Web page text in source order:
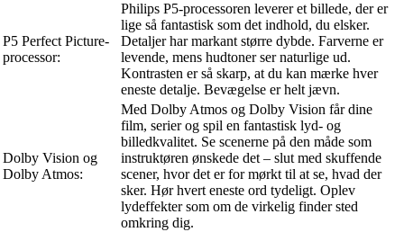
P5 Perfect Picture-
processor:
Philips P5-processoren leverer et billede, der er
lige så fantastisk som det indhold, du elsker.
Detaljer har markant større dybde. Farverne er
levende, mens hudtoner ser naturlige ud.
Kontrasten er så skarp, at du kan mærke hver
eneste detalje. Bevægelse er helt jævn.
Dolby Vision og
Dolby Atmos:
Med Dolby Atmos og Dolby Vision får dine
film, serier og spil en fantastisk lyd- og
billedkvalitet. Se scenerne på den måde som
instruktøren ønskede det – slut med skuffende
scener, hvor det er for mørkt til at se, hvad der
sker. Hør hvert eneste ord tydeligt. Oplev
lydeffekter som om de virkelig finder sted
omkring dig.